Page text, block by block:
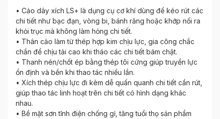
• Cảo dây xích LS+ là dụng cụ cơ khí dùng để kéo rút các
chi tiết như bạc đạn, vòng bi, bánh răng hoặc khớp nối ra
khỏi trục mà không làm hỏng chi tiết.
• Thân cảo làm từ thép hợp kim chịu lực, gia công chắc
chắn để chịu tải cao khi tháo các chi tiết bám chặt.
• Thanh nén/chốt ép bằng thép tôi cứng giúp truyền lực
ổn định và bền khi thao tác nhiều lần.
• Xích thép chịu lực đi kèm dễ quấn quanh chi tiết cần rút,
giúp thao tác linh hoạt trên chi tiết có hình dạng khác
nhau.
• Bề mặt sơn tĩnh điện chống gỉ, tăng tuổi thọ sản phẩm